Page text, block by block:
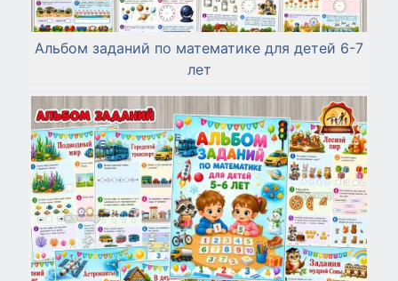
Альбом заданий по математике для детей 6-7
лет